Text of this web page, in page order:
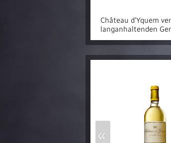
Château d'Yquem
langanhaltenden
«